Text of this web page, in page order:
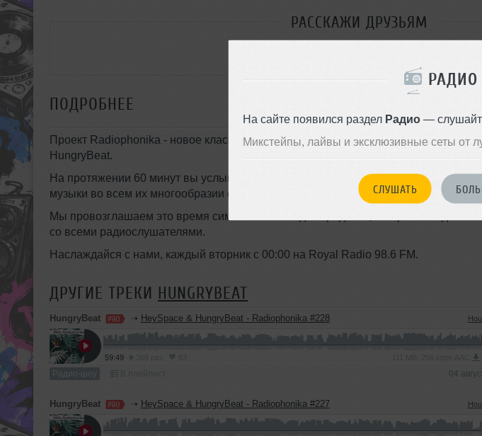
РАДИО
На сайте появился раздел Радио—
Микстейпы, лайвы и эксклюзивные сеты от
СЛУШАТЬ
РАССКАЖИ ДРУЗЬЯМ
ПОДРОБНЕЕ
Проект Radiophonika - новое классическое танцевальное радио шоу от Heyspace
HungryBeat.
На протяжении 60 минут вы услышите новинки deep / progressive tech house
музыки во всем их многообразии форм и звучания.
Мы провозглашаем это время символом свободы и радости, которыми поделимся
со всеми радиослушателями.
Наслаждайся с нами, каждый вторник с 00:00 на Royal Radio 98.6 FM.
ДРУГИЕ ТРЕКИ HUNGRYBEAT
HungryBeat ➝ HeySpace & HungryBeat - Radiophonika #228
59:49
Радио-шоу 04
HungryBeat ➝ HeySpace & HungryBeat - Radiophonika #227